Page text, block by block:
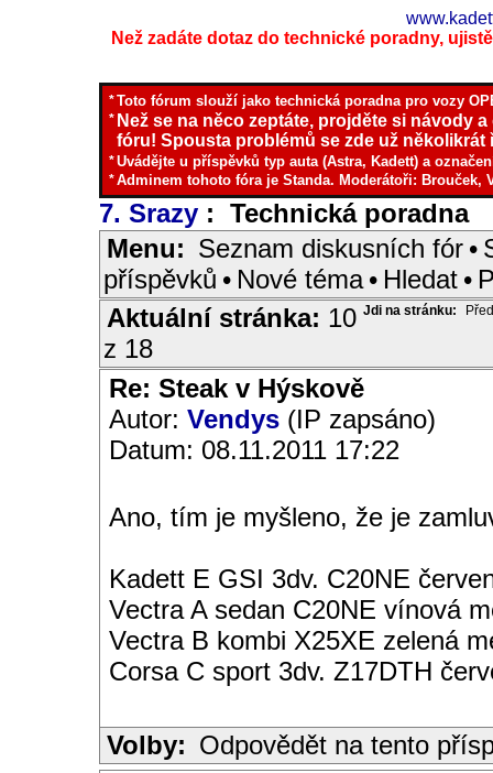
Než zadáte dotaz do technické poradny,
*Toto fórum slouží jako technická poradna pro vozy
* Než se na něco zeptáte, projděte si návody
fóru! Spousta problémů se zde už několikrát
*Uvádějte u příspěvků typ auta (Astra, Kadett) a
*Adminem tohoto fóra je Standa. Moderátoři: Brouček,
7. Srazy : Technická poradna
Menu: Seznam diskusních fór •
příspěvků • Nové téma • Hledat •
Jdi na stránku:
Aktuální stránka: 10
z 18
Re: Steak v Hýskově
Autor: Vendys (IP zapsáno)
Datum: 08.11.2011 17:22
Ano, tím je myšleno, že je
Kadett E GSI 3dv. C20NE
Vectra A sedan C20NE vínová
Vectra B kombi X25XE zelená
Corsa C sport 3dv. Z17DTH
Volby: Odpovědět na tento